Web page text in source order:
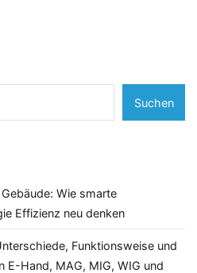
Suchen
Wie smarte
Effizienz neu denken
Funktionsweise und
E-Hand, MAG, MIG, WIG und